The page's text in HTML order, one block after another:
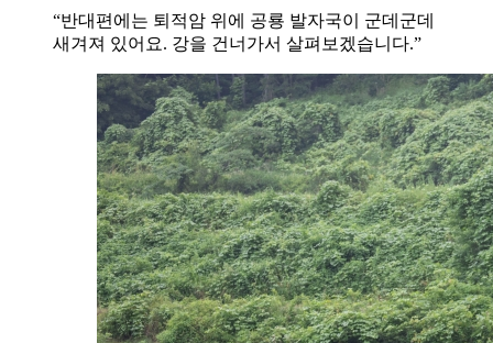
“반대편에는 퇴적암 위에 공룡 발자국이 군데군데
새겨져 있어요. 강을 건너가서 살펴보겠습니다.”